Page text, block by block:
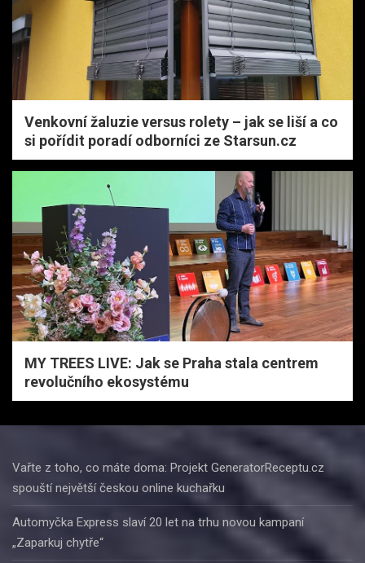
Venkovní žaluzie versus rolety – jak se liší a co
si pořídit poradí odborníci ze Starsun.cz
MY TREES LIVE: Jak se Praha stala centrem
revolučního ekosystému
Vařte z toho, co máte doma: Projekt GeneratorReceptu.cz
spouští největší českou online kuchařku
Automyčka Express slaví 20 let na trhu novou kampaní
„Zaparkuj chytře“